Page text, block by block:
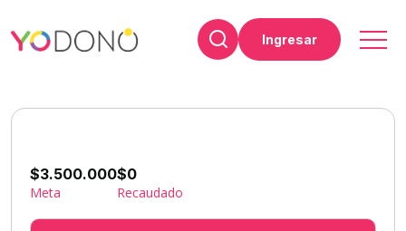
Ingresar
$3.500.000
Meta
$0
Recaudado